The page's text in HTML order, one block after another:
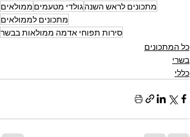
מתכונים לראש השנהגולדי מטעמים ממולאים
מתכונים לממולאים
סירות תפוחי אדמה ממולאות בבשר
כל המתכונים
בשרי
כללי